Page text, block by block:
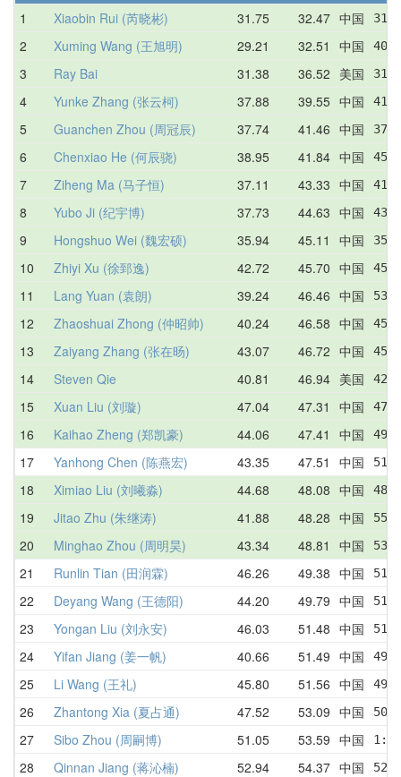
1
Xiaobin Rui (芮晓彬) 31.75 32.47 中国
2 Xuming Wang (王旭明) 29.21 32.51 中国
3 Ray Bai 31.38 36.52 美国
4 Yunke Zhang (张云柯) 37.88 39.55 中国
5 Guanchen Zhou (周冠辰) 37.74 41.46 中国
6 Chenxiao He (何辰骁) 38.95 41.84 中国
7 Ziheng Ma (马子恒) 37.11 43.33 中国
8 Yubo Ji (纪宇博) 37.73 44.63 中国
9 Hongshuo Wei (魏宏硕) 35.94 45.11 中国
10 Zhiyi Xu (徐郅逸) 42.72 45.70 中国
11 Lang Yuan (袁朗) 39.24 46.46 中国
12 Zhaoshuai Zhong (仲昭帅) 40.24 46.58 中国
13 Zaiyang Zhang (张在旸) 43.07 46.72 中国
14 Steven Qie 40.81 46.94 美国
15 Xuan Liu (刘璇) 47.04 47.31 中国
16 Kaihao Zheng (郑凯豪) 44.06 47.41 中国
17 Yanhong Chen (陈燕宏) 43.35 47.51 中国
18 Ximiao Liu (刘曦淼) 44.68 48.08 中国
19 Jitao Zhu (朱继涛) 41.88 48.28 中国
20 Minghao Zhou (周明昊) 43.34 48.81 中国
21 Runlin Tian (田润霖) 46.26 49.38 中国
22 Deyang Wang (王德阳) 44.20 49.79 中国
23 Yongan Liu (刘永安) 46.03 51.48 中国
24 Yifan Jiang (姜一帆) 40.66 51.49 中国
25 Li Wang (王礼) 45.80 51.56 中国
26 Zhantong Xia (夏占通) 47.52 53.09 中国
27 Sibo Zhou (周嗣博) 51.05 53.59 中国
28 Qinnan Jiang (蒋沁楠) 52.94 54.37 中国